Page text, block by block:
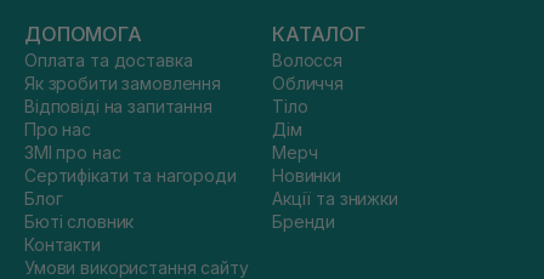
ДОПОМОГА
Оплата та доставка
Як зробити замовлення
Відповіді на запитання
Про нас
ЗМІ про нас
Сертифікати та нагороди
Блог
Бюті словник
Контакти
Умови використання сайту
КАТАЛОГ
Волосся
Обличчя
Тіло
Дім
Мерч
Новинки
Акції та знижки
Бренди